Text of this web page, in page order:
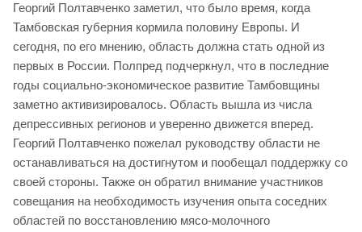
Георгий Полтавченко заметил, что было время, когда
Тамбовская губерния кормила половину Европы. И
сегодня, по его мнению, область должна стать одной из
первых в России. Полпред подчеркнул, что в последние
годы социально-экономическое развитие Тамбовщины
заметно активизировалось. Область вышла из числа
депрессивных регионов и уверенно движется вперед.
Георгий Полтавченко пожелал руководству области не
останавливаться на достигнутом и пообещал поддержку со
своей стороны. Также он обратил внимание участников
совещания на необходимость изучения опыта соседних
областей по восстановлению мясо-молочного